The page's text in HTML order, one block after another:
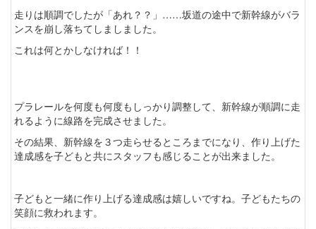
走りは順調でしたが「あれ？？」……坂道の途中で新幹線がバラ
ンスを崩し落ちてしましました。
これは何とかしなければ！！
プラレールを何度も何度もしっかり調整して、新幹線が順調に走
れるように線路を完成させました。
その結果、新幹線を３つ走らせるところまでになり、作り上げた
達成感を子どもと共にスタッフも感じることが出来ました。
子どもと一緒に作り上げる達成感は嬉しいですね。子どもたちの
笑顔に救われます。